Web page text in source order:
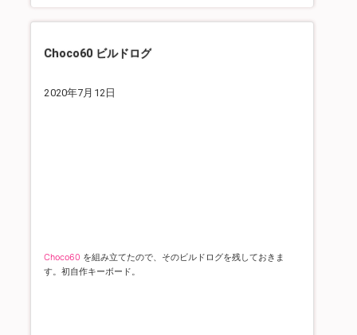
Choco60 ビルドログ
2020年7月12日
Choco60 を組み立てたので、そのビルドログを残しておきま
す。初自作キーボード。